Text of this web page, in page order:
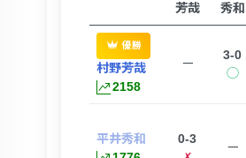
芳哉
秀和
優勝
村野芳哉
2158
ー
3-0
◯
平井秀和
0-3
ー